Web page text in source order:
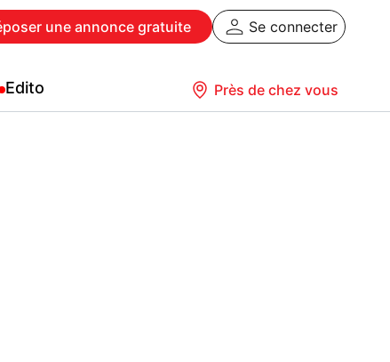
une annonce gratuite Se connecter
Edito Près de chez vous